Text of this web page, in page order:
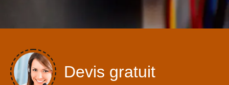
Devis gratuit